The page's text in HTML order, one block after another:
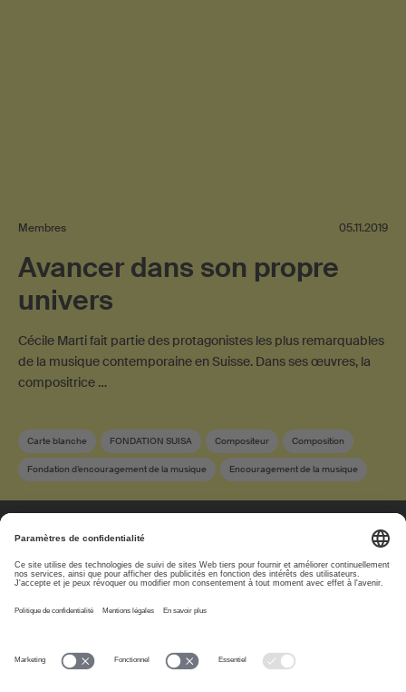
Membres 05.11.2019
Avancer dans son propre
univers
Cécile Marti fait partie des protagonistes les plus remarquables
de la musique contemporaine en Suisse. Dans ses œuvres, la
compositrice …
Carte blanche FONDATION SUISA Compositeur Composition
Fondation d’encouragement de la musique Encouragement de la musique
www.suisa.ch
responsabilité